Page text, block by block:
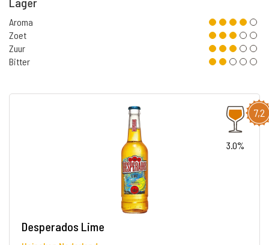
Aroma
Zoet
Zuur
Bitter
7,2
3.0%
Desperados Lime